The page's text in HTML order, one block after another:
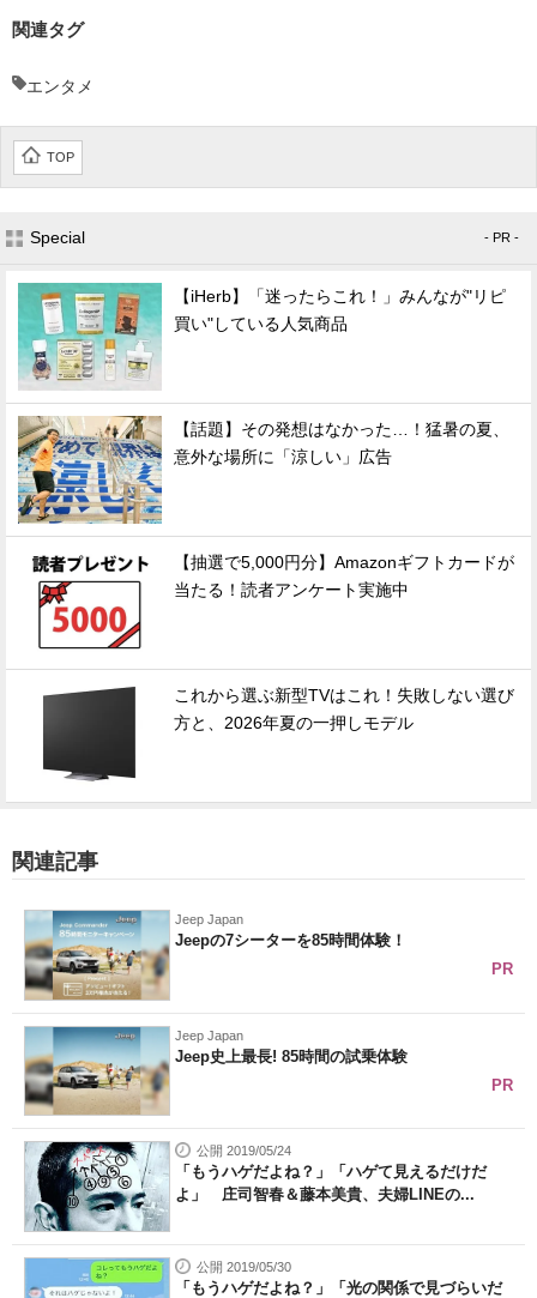
関連タグ
エンタメ
TOP
Special - PR -
【iHerb】「迷ったらこれ！」みんなが"リピ
買い"している人気商品
【話題】その発想はなかった…！猛暑の夏、
意外な場所に「涼しい」広告
【抽選で5,000円分】Amazonギフトカードが
当たる！読者アンケート実施中
これから選ぶ新型TVはこれ！失敗しない選び
方と、2026年夏の一押しモデル
関連記事
Jeep Japan
Jeepの7シーターを85時間体験！
PR
Jeep Japan
Jeep史上最長! 85時間の試乗体験
PR
公開 2019/05/24
「もうハゲだよね？」「ハゲて見えるだけだ
よ」 庄司智春＆藤本美貴、夫婦LINEの...
公開 2019/05/30
「もうハゲだよね？」「光の関係で見づらいだ